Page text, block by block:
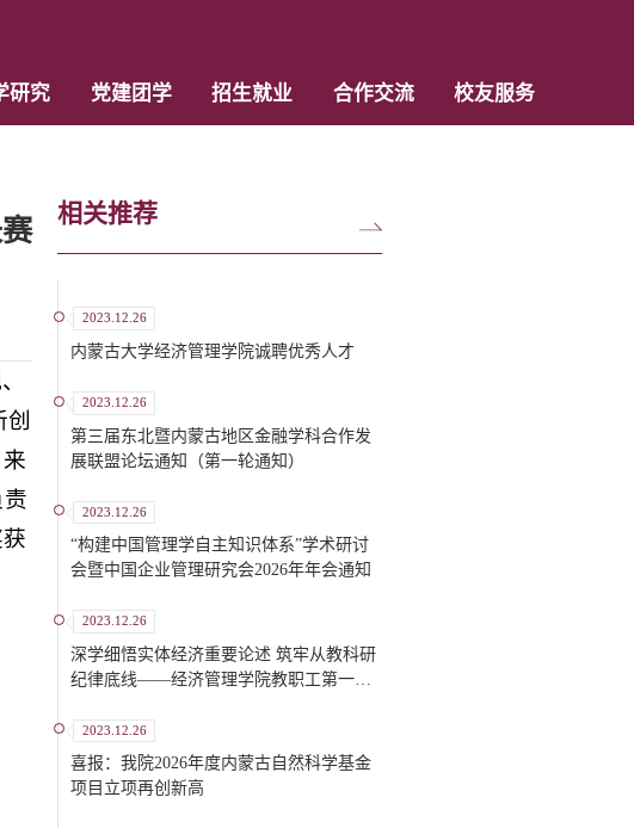
研究 党建团学 招生就业 合作交流 校友服务
相关推荐
2023.12.26
内蒙古大学经济管理学院诚聘优秀人才
2023.12.26
第三届东北暨内蒙古地区金融学科合作发
展联盟论坛通知（第一轮通知）
2023.12.26
“构建中国管理学自主知识体系”学术研讨
会暨中国企业管理研究会2026年年会通知
2023.12.26
深学细悟实体经济重要论述 筑牢从教科研
纪律底线——经济管理学院教职工第一党
2023.12.26
喜报：我院2026年度内蒙古自然科学基金
项目立项再创新高